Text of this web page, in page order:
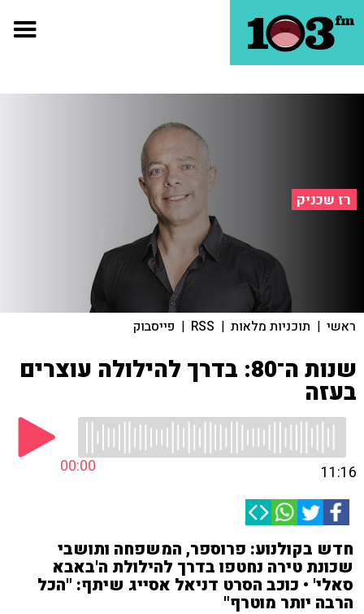
רז שכניק
ראשי | תוכניות מלאות |
RSS
| פייסבוק
שנות ה־80: בדרך להילולה עוצרים
בעזה
00:00 11:16
חדש בקולנוע: פרוספר, המשפחה ותושבי
שכונת טירה נחטפו בדרך להילולת ה'באבא
סאלי' • כוכב הסרט דניאל אסייג שיתף: "הכל
הרבה יותר מוטרף"